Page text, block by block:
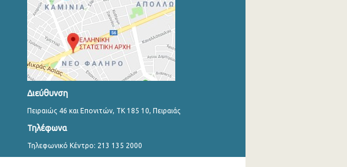
Διεύθυνση
Πειραιώς 46 και Επονιτών, ΤΚ 185 10, Πειραιάς
Τηλέφωνα
Τηλεφωνικό Κέντρο: 213 135 2000